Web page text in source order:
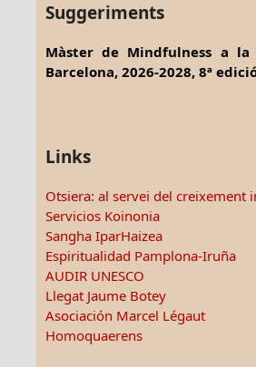
Suggeriments
Màster de Mindfulness a
Barcelona, 2026-2028, 8ª
Links
Otsiera: al servei del creixement
Servicios Koinonia
Sangha IparHaizea
Espiritualidad Pamplona-Iruña
AUDIR UNESCO
Llegat Jaume Botey
Asociación Marcel Légaut
Homoquaerens